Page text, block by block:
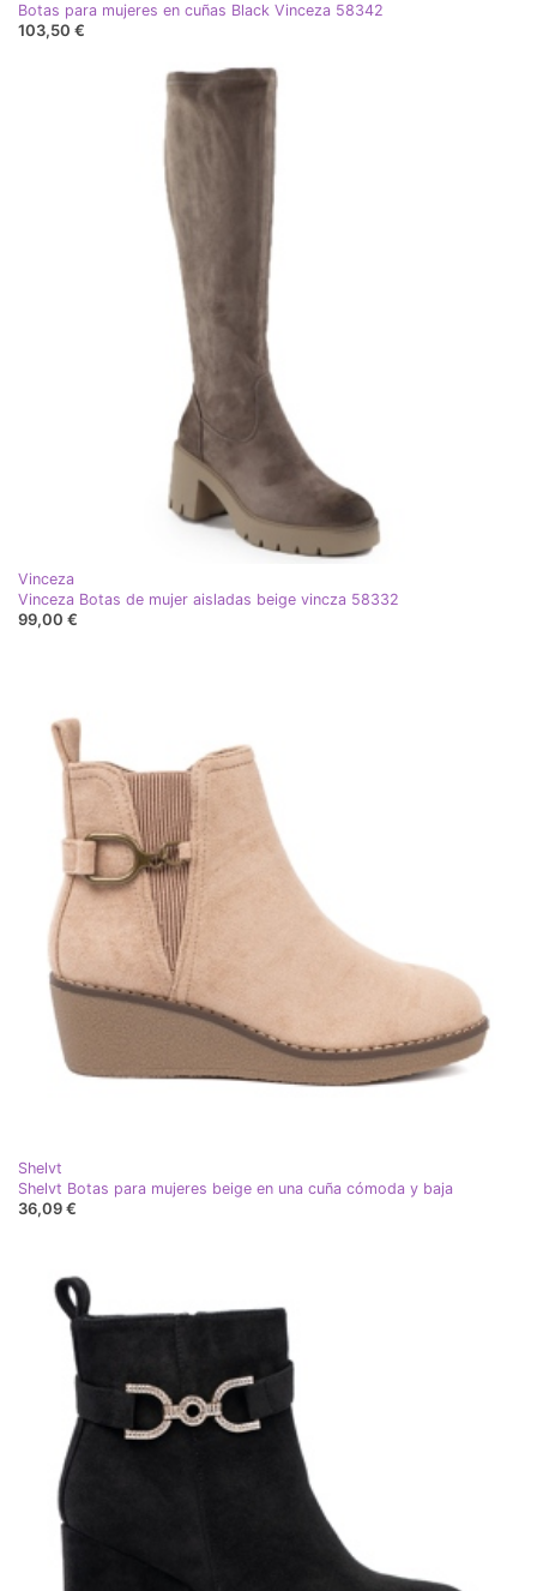
Botas para mujeres en cuñas Black Vinceza 58342
103,50 €
Vinceza
Vinceza Botas de mujer aisladas beige vincza 58332
99,00 €
Shelvt
Shelvt Botas para mujeres beige en una cuña cómoda y baja
36,09 €